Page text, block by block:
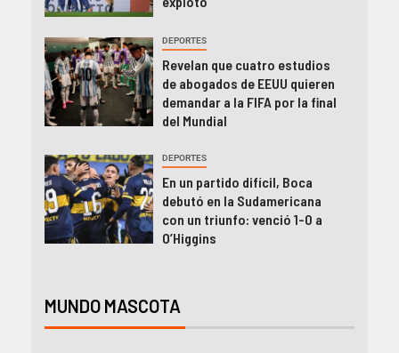
DEPORTES
Revelan que cuatro estudios
de abogados de EEUU quieren
demandar a la FIFA por la final
del Mundial
DEPORTES
En un partido difícil, Boca
debutó en la Sudamericana
con un triunfo: venció 1-0 a
O’Higgins
MUNDO MASCOTA